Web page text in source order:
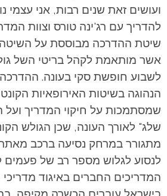
ועושים זאת שנים רבות, אני עצמי
להדריך עם רג'ינה טורס וצוות
אשר מותאמת לקהל בריטי השל
לשבוע חופשת סקי בעונה. ההדרכה
הנהוגה בשיטות האירופאיות
שמסתמכות על חיקוי המדריך
שלג" לאורך העונה, שכן הגולש
מתגורר במרחק נסיעה ברכב מאתרי
לנסוע לגלוש מספר רב של פעמים
המדריכים החברים באיגוד מדריכי